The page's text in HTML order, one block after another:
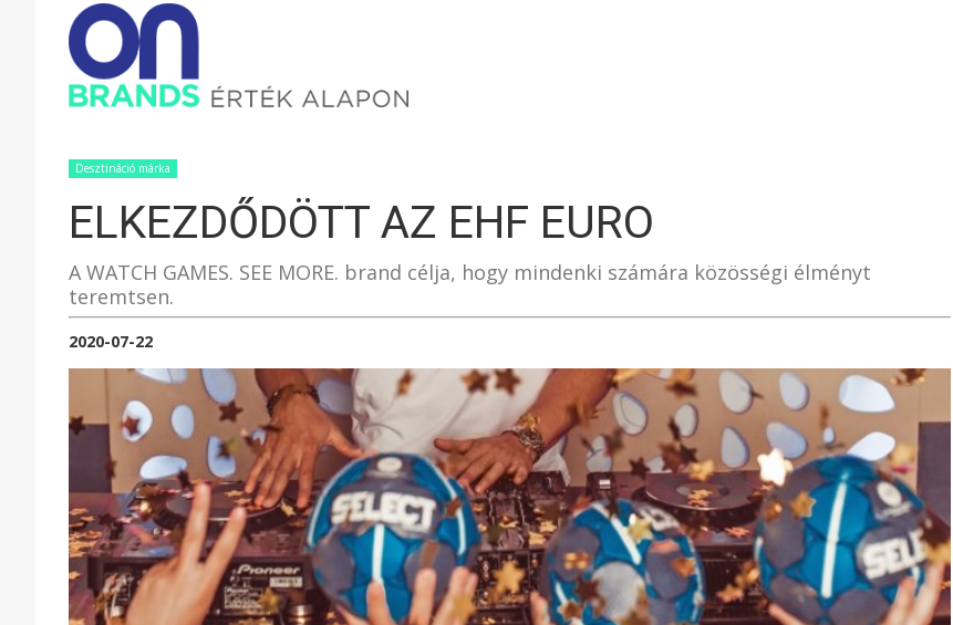
ÉRTÉK
Desztináció márka
ELKEZDŐDÖTT AZ EHF EURO
A WATCH GAMES. SEE MORE. brand célja, hogy mindenki számára közösségi élményt
teremtsen.
2020-07-22